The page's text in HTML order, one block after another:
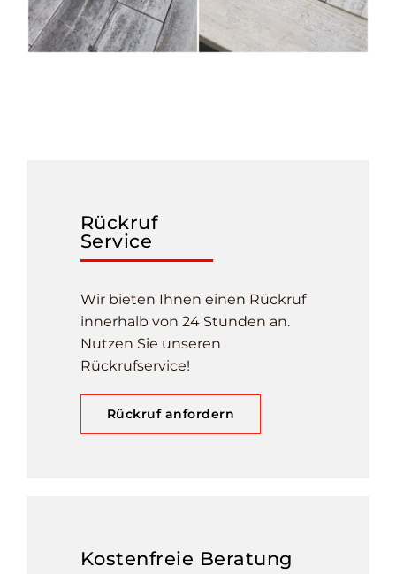
Rückruf
Service
Wir bieten Ihnen einen Rückruf
innerhalb von 24 Stunden an.
Nutzen Sie unseren
Rückrufservice!
Rückruf anfordern
Kostenfreie Beratung